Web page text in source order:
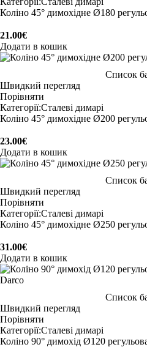
Коліно 45° димохідне Ø180
21.00€
Додати в кошик
Список
Швидкий перегляд
Порівняти
Категорії:Сталеві димарі
Коліно 45° димохідне Ø200
23.00€
Додати в кошик
Список
Швидкий перегляд
Порівняти
Категорії:Сталеві димарі
Коліно 45° димохідне Ø250
31.00€
Додати в кошик
Список
Швидкий перегляд
Порівняти
Категорії:Сталеві димарі
Коліно 90° димохід Ø120